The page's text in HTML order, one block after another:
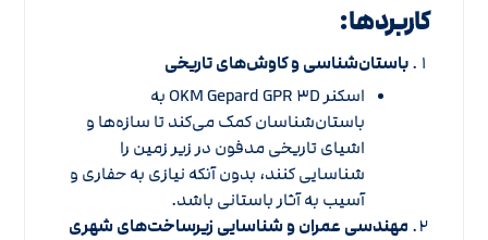
کاربردها:
باستان‌شناسی و کاوش‌های تاریخی
اسکنر OKM Gepard GPR ۳D به
باستان‌شناسان کمک می‌کند تا سازه‌ها و
اشیای تاریخی مدفون در زیر زمین را
شناسایی کنند، بدون آنکه نیازی به حفاری و
آسیب به آثار باستانی باشد.
مهندسی عمران و شناسایی زیرساخت‌های شهری